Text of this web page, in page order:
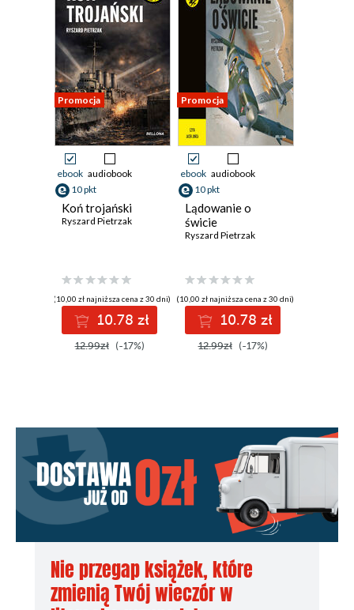
Promocja
ebook audiobook
10 pkt
Koń trojański
Ryszard Pietrzak
(10,00 zł najniższa cena z 30 dni)
10.78 zł
12.99zł (-17%)
Promocja
ebook audiobook
10 pkt
Lądowanie o
świcie
Ryszard Pietrzak
(10,00 zł najniższa cena z 30 dni)
10.78 zł
12.99zł (-17%)
Nie przegap książek, które
zmienią Twój wieczór w